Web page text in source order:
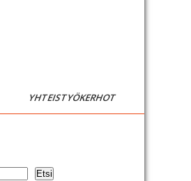
YHTEISTYÖKERHOT
Etsi